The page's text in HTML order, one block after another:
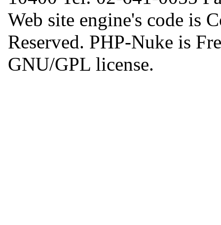
Web site engine's code is
Reserved. PHP-Nuke is
GNU/GPL license.